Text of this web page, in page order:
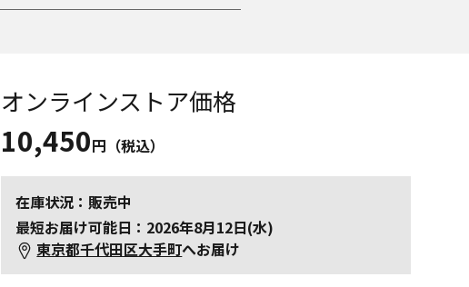
オンラインストア価格
10,450円（税込）
在庫状況：販売中
最短お届け可能日：2026年8月12日(水)
東京都千代田区大手町へお届け